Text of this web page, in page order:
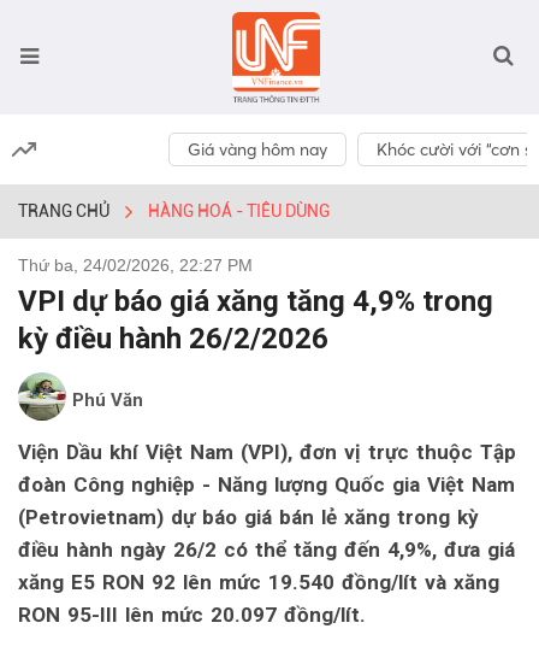
Giá vàng hôm nay Khóc cười với “cơn
TRANG CHỦ HÀNG HOÁ - TIÊU DÙNG
Thứ ba, 24/02/2026, 22:27 PM
VPI dự báo giá xăng tăng 4,9% trong
kỳ điều hành 26/2/2026
Phú Văn
Viện Dầu khí Việt Nam (VPI), đơn vị trực thuộc Tập
đoàn Công nghiệp - Năng lượng Quốc gia Việt Nam
(Petrovietnam) dự báo giá bán lẻ xăng trong kỳ
điều hành ngày 26/2 có thể tăng đến 4,9%, đưa giá
xăng E5 RON 92 lên mức 19.540 đồng/lít và xăng
RON 95-III lên mức 20.097 đồng/lít.